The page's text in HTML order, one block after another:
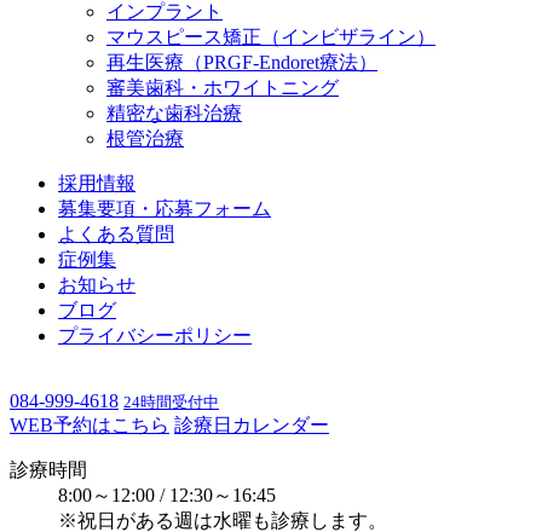
インプラント
マウスピース矯正（インビザライン）
再生医療（PRGF-Endoret療法）
審美歯科・ホワイトニング
精密な歯科治療
根管治療
採用情報
募集要項・応募フォーム
よくある質問
症例集
お知らせ
ブログ
プライバシーポリシー
084-999-4618 24時間受付中
WEB予約はこちら 診療日カレンダー
診療時間
8:00～12:00 / 12:30～16:45
※祝日がある週は水曜も診療します。